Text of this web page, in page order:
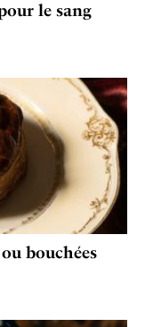
le sang
bouchées